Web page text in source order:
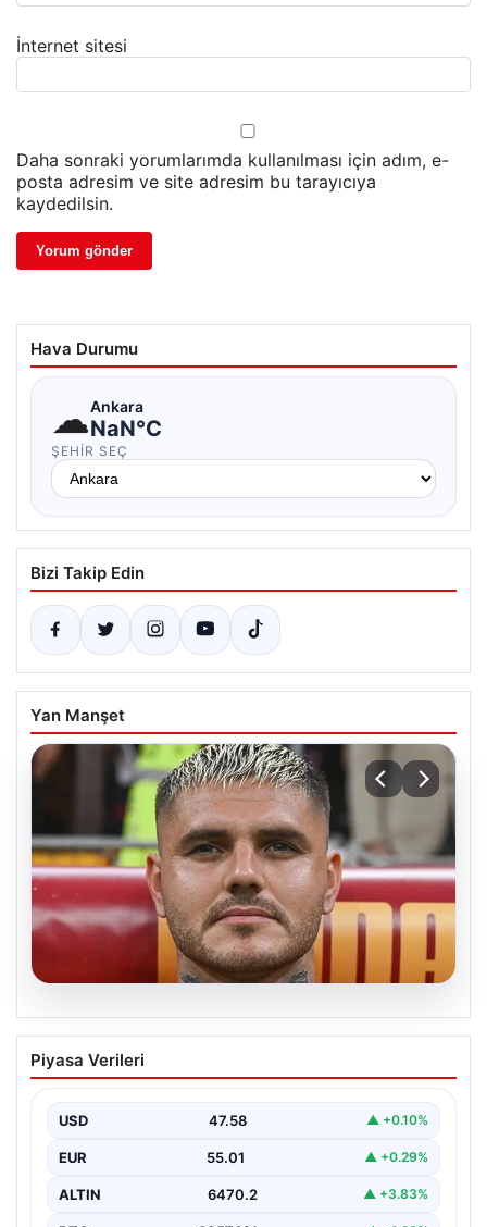
İnternet sitesi
Daha sonraki yorumlarımda kullanılması için adım, e-
posta adresim ve site adresim bu tarayıcıya
kaydedilsin.
Hava Durumu
☁Ankara
NaN°C
ŞEHIR SEÇ
Bizi Takip Edin
Yan Manşet
Mauro Icardi’nin Sosyal Medya
Paylaşımlarıyla Tansiyonu Yükseltti
yollarını ayıran ve kariyerindeki belirsizlikler nedeniyle
gündemdeki isimler arasında…
Piyasa Verileri
USD 47.58 ▲ +0.10%
EUR 55.01 ▲ +0.29%
ALTIN 6470.2 ▲ +3.83%